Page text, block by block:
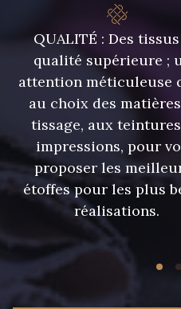
QUALITÉ : Des
qualité supérieure ;
attention méticuleuse
au choix des
tissage, aux
impressions, pour
proposer les
étoffes pour les plus
réalisations.